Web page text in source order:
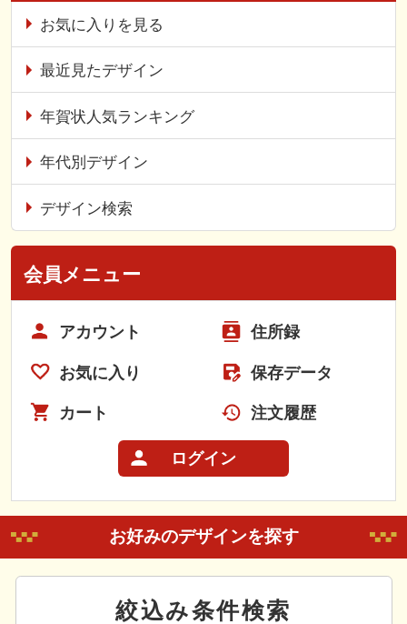
お気に入りを見る
最近見たデザイン
年賀状人気ランキング
年代別デザイン
デザイン検索
会員メニュー
アカウント 住所録
お気に入り 保存データ
カート 注文履歴
ログイン
お好みのデザインを探す
絞込み条件検索